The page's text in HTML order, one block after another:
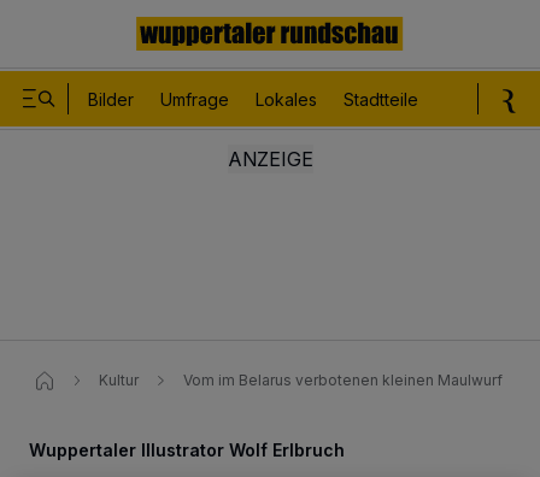
Bilder Umfrage Lokales Stadtteile
Kultur Vom im Belarus verbotenen kleinen Maulwurf
Wuppertaler Illustrator Wolf Erlbruch